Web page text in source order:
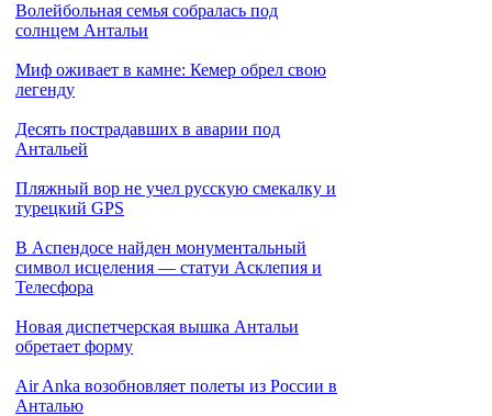
Волейбольная семья собралась под
солнцем Антальи
Миф оживает в камне: Кемер обрел свою
легенду
Десять пострадавших в аварии под
Антальей
Пляжный вор не учел русскую смекалку и
турецкий GPS
В Аспендосе найден монументальный
символ исцеления — статуи Асклепия и
Телесфора
Новая диспетчерская вышка Антальи
обретает форму
Air Anka возобновляет полеты из России в
Анталью